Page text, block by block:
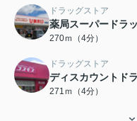
ドラッグストア
薬局スーパードラ
270ｍ（4分）
ドラッグストア
ディスカウントド
271ｍ（4分）